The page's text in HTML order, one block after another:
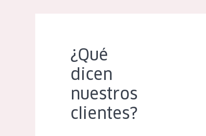
¿Qué
dicen
nuestros
clientes?